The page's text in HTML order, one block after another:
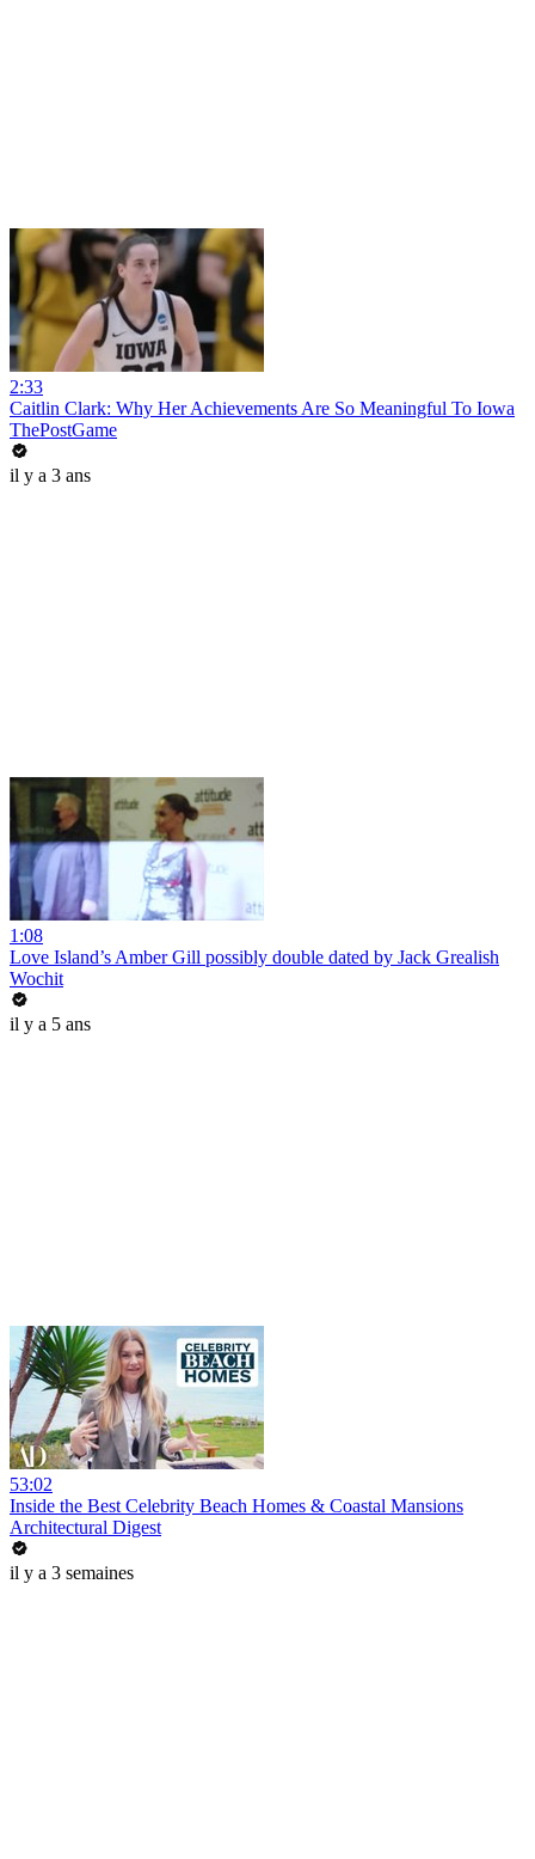
2:33
Caitlin Clark: Why Her Achievements Are So Meaningful To Iowa
ThePostGame
il y a 3 ans
1:08
Love Island’s Amber Gill possibly double dated by Jack Grealish
Wochit
il y a 5 ans
53:02
Inside the Best Celebrity Beach Homes & Coastal Mansions
Architectural Digest
il y a 3 semaines